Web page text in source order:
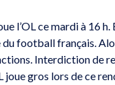
l’OL ce mardi à 16
football français.
Interdiction de
joue gros lors de ce